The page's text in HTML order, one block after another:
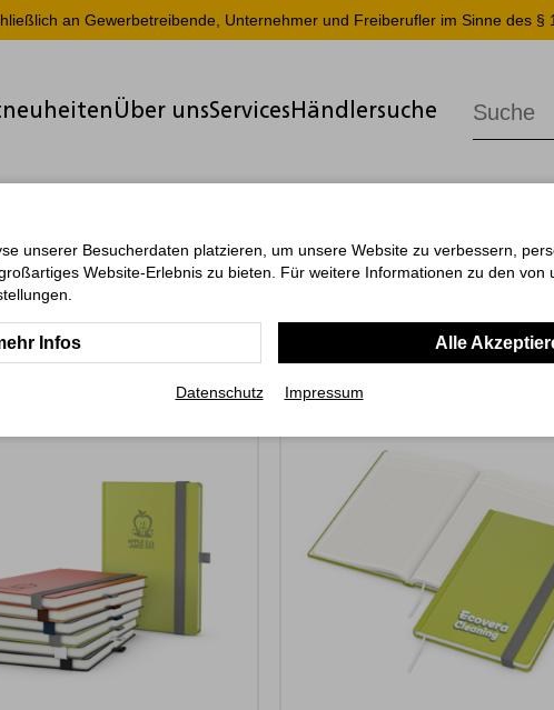
an Gewerbetreibende, Unternehmer und Freiberufler im Sinne des §
Über unsServicesHändlersuche
unserer Besucherdaten platzieren, um unsere Website zu verbessern,
Website-Erlebnis zu bieten. Für weitere Informationen zu den von
Infos Alle
Datenschutz Impressum